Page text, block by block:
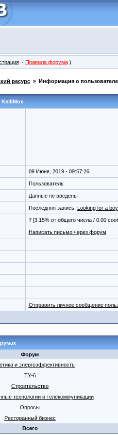
· Правила форума)
ресурс» Информация о пользователе
KelliMox
09 Июня, 2019 - 09:57:26
Пользователь
Данные не введены
Последняя запись: Looking for a
7 [3.15% от общего числа / 0.00
Написать письмо через форум
Отправить личное сообщение
Форум
и энергоэффективность
ТУ-6
Строительство
технологии и телекоммуникации
Опросы
Ресторанный бизнес
Всего